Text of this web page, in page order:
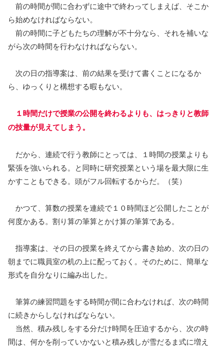
前の時間が間に合わずに途中で終わってしまえば、そこか
ら始めなければならない。
前の時間に子どもたちの理解が不十分なら、それを補いな
がら次の時間を行わなければならない。
次の日の指導案は、前の結果を受けて書くことになるか
ら、ゆっくりと構想する暇もない。
１時間だけで授業の公開を終わるよりも、はっきりと教師
の技量が見えてしまう。
だから、連続で行う教師にとっては、１時間の授業よりも
緊張を強いられる。と同時に研究授業という場を最大限に生
かすこともできる。頭がフル回転するからだ。（笑）
かつて、算数の授業を連続で１０時間ほど公開したことが
何度かある。割り算の筆算とかけ算の筆算である。
指導案は、その日の授業を終えてから書き始め、次の日の
朝までに職員室の机の上に配っておく。そのために、簡単な
形式を自分なりに編み出した。
筆算の練習問題をする時間が間に合わなければ、次の時間
に続きからしなければならない。
当然、積み残しをする分だけ時間を圧迫するから、次の時
間は、何かを削っていかないと積み残しが雪だるま式に増え